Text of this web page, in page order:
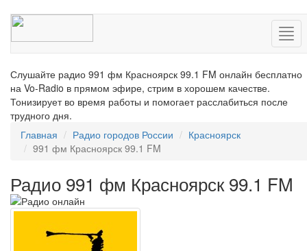
Слушайте радио 991 фм Красноярск 99.1 FM онлайн бесплатно
на Vo-Radio в прямом эфире, стрим в хорошем качестве.
Тонизирует во время работы и помогает расслабиться после
трудного дня.
Главная
Радио городов России
Красноярск
991 фм Красноярск 99.1 FM
Радио 991 фм Красноярск 99.1 FM